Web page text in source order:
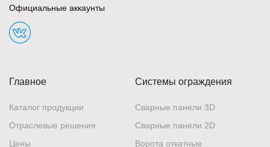
Главное
Каталог продукции
Отраслевые решения
Цены
Системы ограждения
Сварные панели 3D
Сварные панели 2D
Ворота откатные
Официальные аккаунты